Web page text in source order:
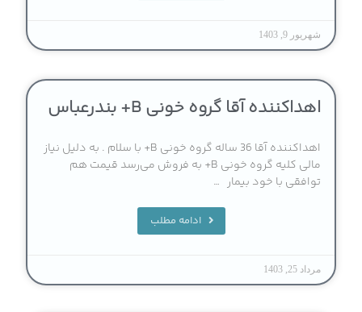
شهریور 9, 1403
اهداکننده آقا گروه خونی B+ بندرعباس
اهداکننده آقا 36 ساله گروه خونی B+ با سلام . به دلیل نیاز
مالی کلیه گروه خونی B+ به فروش می‌رسد قیمت هم
توافقی با خود بیمار …
ادامه مطلب
مرداد 25, 1403